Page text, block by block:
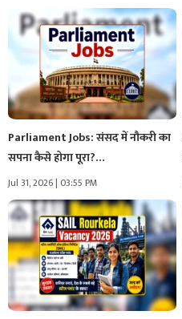
Parliament Jobs: संसद में नौकरी का
सपना कैसे होगा पूरा?…
Jul 31, 2026 | 03:55 PM